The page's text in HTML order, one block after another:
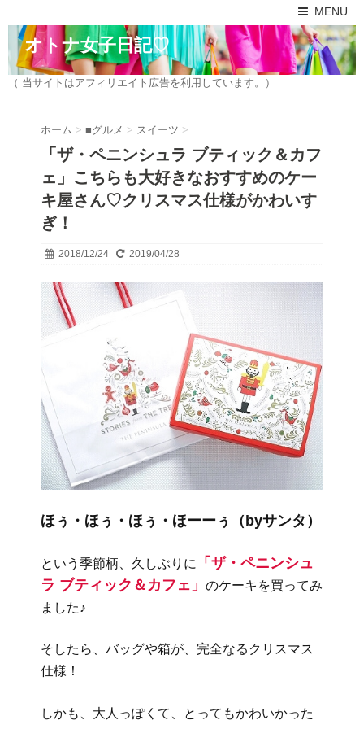
MENU
オトナ女子日記♡
（ 当サイトはアフィリエイト広告を利用しています。）
ホーム > ■グルメ > スイーツ >
「ザ・ペニンシュラ ブティック＆カフ
ェ」こちらも大好きなおすすめのケー
キ屋さん♡クリスマス仕様がかわいす
ぎ！
2018/12/24 2019/04/28
ほぅ・ほぅ・ほぅ・ほーーぅ（byサンタ）
という季節柄、久しぶりに
「ザ・ペニンシュ
ラ ブティック＆カフェ」 のケーキを買ってみ
ました♪
そしたら、バッグや箱が、完全なるクリスマス
仕様！
しかも、大人っぽくて、とってもかわいかった